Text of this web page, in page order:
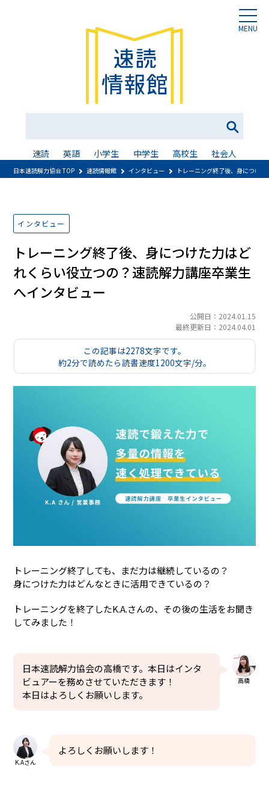
MENU
速読 英語 小学生 中学生 高校生 社会人
日本速読解力協会 TOP 速読情報館 インタビュー トレーニング終了後、身につけ
インタビュー
トレーニング終了後、身につけた力はど
れくらい役立つの？速読解力講座卒業生
へインタビュー
公開日：2024.01.15
最終更新日：2024.04.01
この記事は2278文字です。
約2分で読めたら読書速度1200文字/分。
トレーニング終了しても、まだ力は継続しているの？
身につけた力はどんなときに活用できているの？
トレーニングを終了したK.A.さんの、その後の生活をお聞き
してみました！
日本速読解力協会の高橋です。本日はインタ
ビュアーを務めさせていただきます！
本日はよろしくお願いします。
高橋
K.Aさん
よろしくお願いします！